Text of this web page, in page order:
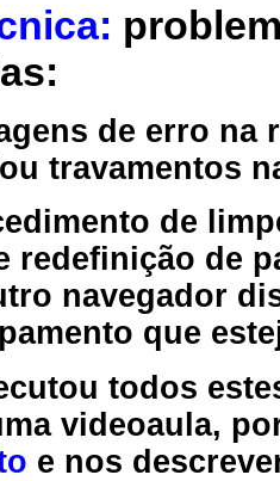
de erro
travamentos
de
redefinição de
navegador
que
todos
videoaula,
e nos